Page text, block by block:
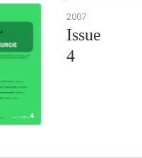
2007
Issue
4